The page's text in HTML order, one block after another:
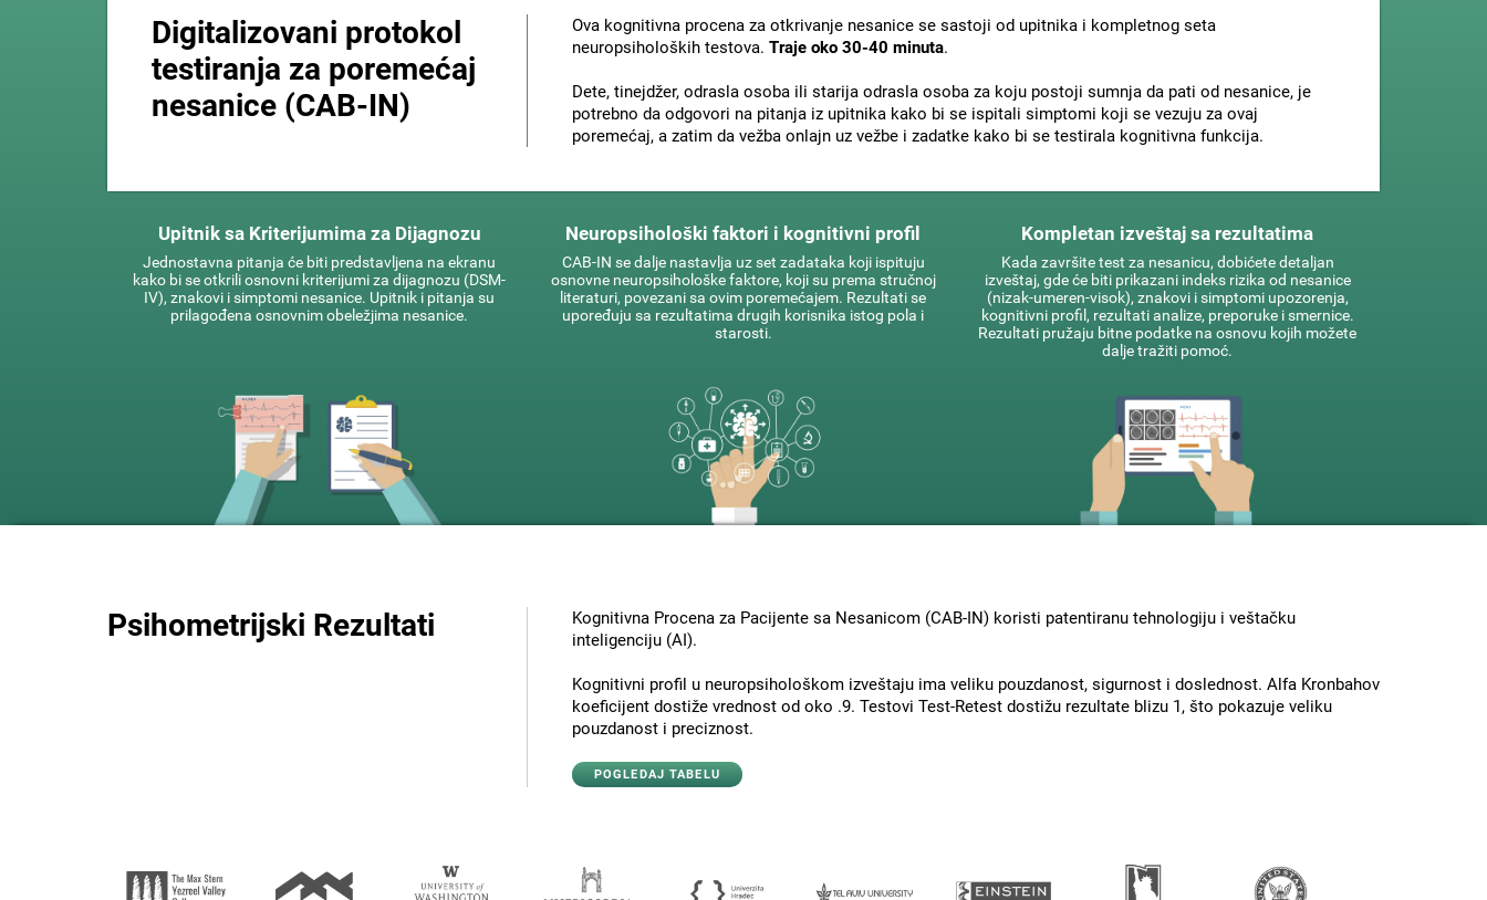
Digitalizovani protokol
testiranja za poremećaj
nesanice (CAB-IN)
Ova kognitivna procena za otkrivanje nesanice se sastoji od upitnika i kompletnog seta
neuropsiholoških testova. Traje oko 30-40 minuta.
Dete, tinejdžer, odrasla osoba ili starija odrasla osoba za koju postoji sumnja da pati od nesanice, je
potrebno da odgovori na pitanja iz upitnika kako bi se ispitali simptomi koji se vezuju za ovaj
poremećaj, a zatim da vežba onlajn uz vežbe i zadatke kako bi se testirala kognitivna funkcija.
Upitnik sa Kriterijumima za Dijagnozu
Jednostavna pitanja će biti predstavljena na ekranu
kako bi se otkrili osnovni kriterijumi za dijagnozu (DSM-
IV), znakovi i simptomi nesanice. Upitnik i pitanja su
prilagođena osnovnim obeležjima nesanice.
Neuropsihološki faktori i kognitivni profil
CAB-IN se dalje nastavlja uz set zadataka koji ispituju
osnovne neuropsihološke faktore, koji su prema stručnoj
literaturi, povezani sa ovim poremećajem. Rezultati se
upoređuju sa rezultatima drugih korisnika istog pola i
starosti.
Kompletan izveštaj sa rezultatima
Kada završite test za nesanicu, dobićete detaljan
izveštaj, gde će biti prikazani indeks rizika od nesanice
(nizak-umeren-visok), znakovi i simptomi upozorenja,
kognitivni profil, rezultati analize, preporuke i smernice.
Rezultati pružaju bitne podatke na osnovu kojih možete
dalje tražiti pomoć.
Psihometrijski Rezultati
Kognitivna Procena za Pacijente sa Nesanicom (CAB-IN) koristi patentiranu tehnologiju i veštačku
inteligenciju (AI).
Kognitivni profil u neuropsihološkom izveštaju ima veliku pouzdanost, sigurnost i doslednost. Alfa Kronbahov
koeficijent dostiže vrednost od oko .9. Testovi Test-Retest dostižu rezultate blizu 1, što pokazuje veliku
pouzdanost i preciznost.
POGLEDAJ TABELU